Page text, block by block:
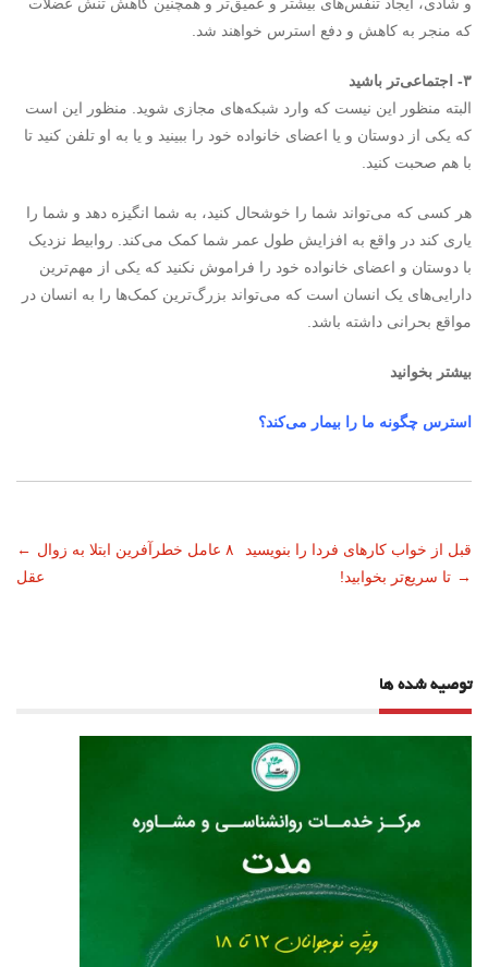
و شادی، ایجاد تنفس‌های بیشتر و عمیق‌تر و همچنین کاهش تنش عضلات
که منجر به کاهش و دفع استرس خواهند شد.
۳- اجتماعی‌تر باشید
البته منظور این نیست که وارد شبکه‌های مجازی شوید. منظور این است
که یکی از دوستان و یا اعضای خانواده خود را ببینید و یا به او تلفن کنید تا
با هم صحبت کنید.
هر کسی که می‌تواند شما را خوشحال کنید، به شما انگیزه دهد و شما را
یاری کند در واقع به افزایش طول عمر شما کمک می‌کند. روابیط نزدیک
با دوستان و اعضای خانواده خود را فراموش نکنید که یکی از مهم‌ترین
دارایی‌های یک انسان است که می‌تواند بزرگ‌ترین کمک‌ها را به انسان در
مواقع بحرانی داشته باشد.
بیشتر بخوانید
استرس چگونه ما را بیمار می‌کند؟
ناوبری
نوشته
← ۸ عامل خطرآفرین ابتلا به زوال
عقل
قبل از خواب کارهای فردا را بنویسید
تا سریع‌تر بخوابید! →
توصیه شده ها